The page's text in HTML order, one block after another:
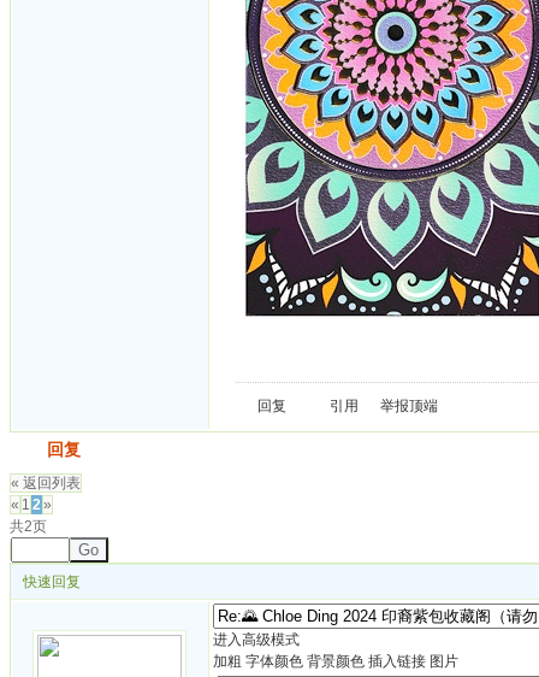
回复 引用 举报顶端
回复
« 返回列表
« 1 2»
共2页
Go
快速回复
进入高级模式
加粗 字体颜色 背景颜色 插入链接 图片